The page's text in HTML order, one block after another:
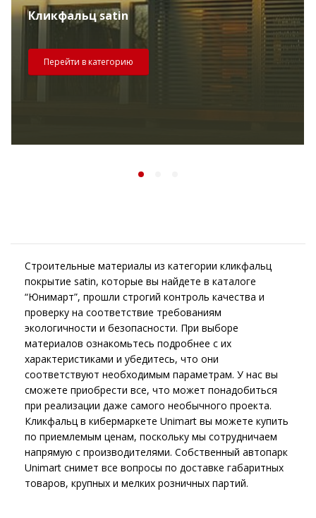
Кликфальц satin
Перейти в категорию
Строительные материалы из категории кликфальц
покрытие satin, которые вы найдете в каталоге
“Юнимарт”, прошли строгий контроль качества и
проверку на соответствие требованиям
экологичности и безопасности. При выборе
материалов ознакомьтесь подробнее с их
характеристиками и убедитесь, что они
соответствуют необходимым параметрам. У нас вы
сможете приобрести все, что может понадобиться
при реализации даже самого необычного проекта.
Кликфальц в кибермаркете Unimart вы можете купить
по приемлемым ценам, поскольку мы сотрудничаем
напрямую с производителями. Собственный автопарк
Unimart снимет все вопросы по доставке габаритных
товаров, крупных и мелких розничных партий.